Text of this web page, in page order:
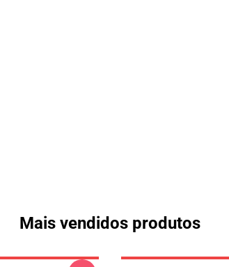
Mais vendidos produtos